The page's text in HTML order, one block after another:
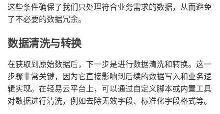
这些条件确保了我们只处理符合业务需求的数据，从而避免
了不必要的数据冗余。
数据清洗与转换
在获取到原始数据后，下一步是进行数据清洗和转换。这一
步骤非常关键，因为它直接影响到后续的数据写入和业务逻
辑实现。在轻易云平台上，可以通过自定义脚本或内置工具
对数据进行清洗，例如去除无效字段、标准化字段格式等。